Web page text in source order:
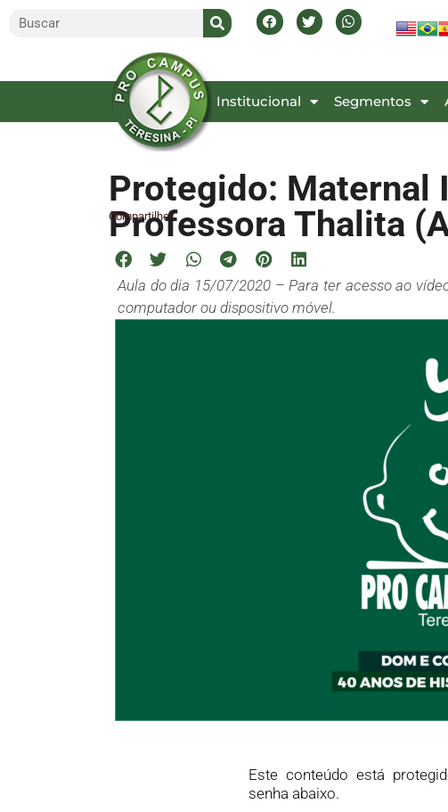
Inicial Institucional Segmentos
Protegido: Maternal
Professora Thalita
Compartilhe!
Aula do dia 15/07/2020 – Para ter acesso ao
computador ou dispositivo móvel.
Este conteúdo está
senha abaixo.